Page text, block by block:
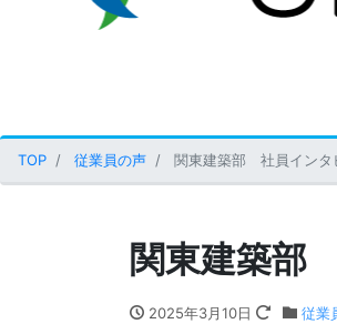
TOP 従業員の声 関東建築部 社員インタ
関東建築部
2025年3月10日 従業